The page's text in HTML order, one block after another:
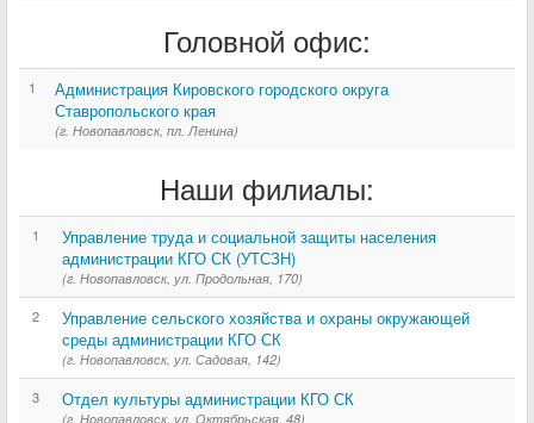
Головной офис:
1
Администрация Кировского городского округа
Ставропольского края
(г. Новопавловск, пл. Ленина)
Наши филиалы:
1
Управление труда и социальной защиты населения
администрации КГО СК (УТСЗН)
(г. Новопавловск, ул. Продольная, 170)
2
Управление сельского хозяйства и охраны окружающей
среды администрации КГО СК
(г. Новопавловск, ул. Садовая, 142)
3 Отдел культуры администрации КГО СК
(г. Новопавловск, ул. Октябрьская, 48)